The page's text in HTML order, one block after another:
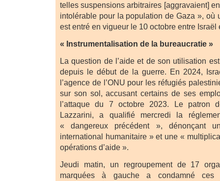
telles suspensions arbitraires [aggravaient]
intolérable pour la population de Gaza », où
est entré en vigueur le 10 octobre entre Israël
« Instrumentalisation de la bureaucratie »
La question de l’aide et de son utilisation
depuis le début de la guerre. En 2024,
l’agence de l’ONU pour les réfugiés
sur son sol, accusant certains de ses
l’attaque du 7 octobre 2023. Le patron
Lazzarini, a qualifié mercredi la
« dangereux précédent », dénonçant
international humanitaire » et une «
opérations d’aide ».
Jeudi matin, un regroupement de 17
marquées à gauche a condamné ces